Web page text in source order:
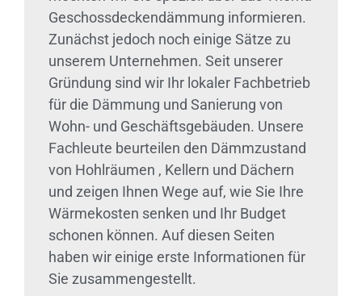
Geschossdeckendämmung informieren.
Zunächst jedoch noch einige Sätze zu
unserem Unternehmen. Seit unserer
Gründung sind wir Ihr lokaler Fachbetrieb
für die Dämmung und Sanierung von
Wohn- und Geschäftsgebäuden. Unsere
Fachleute beurteilen den Dämmzustand
von Hohlräumen , Kellern und Dächern
und zeigen Ihnen Wege auf, wie Sie Ihre
Wärmekosten senken und Ihr Budget
schonen können. Auf diesen Seiten
haben wir einige erste Informationen für
Sie zusammengestellt.